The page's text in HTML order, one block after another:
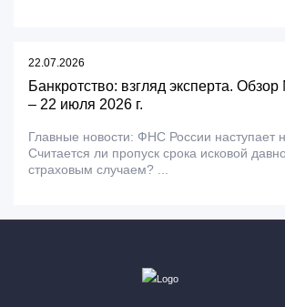
22.07.2026
Банкротство: взгляд эксперта.
– 22 июля 2026 г.
Главные новости: ФНС России наступает
Считается ли пропуск срока исковой
страховым случаем? ...